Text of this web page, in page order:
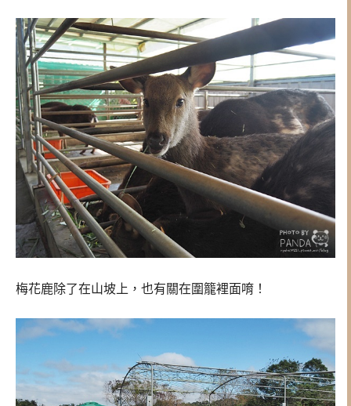
梅花鹿除了在山坡上，也有關在圍籠裡面唷！